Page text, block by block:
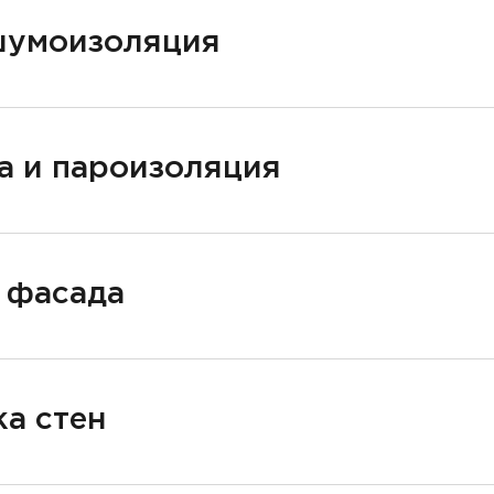
и пароизоляция
стен